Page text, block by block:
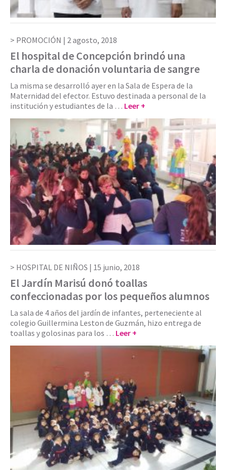
PROMOCIÓN | 2 agosto, 2018
El hospital de Concepción brindó una
charla de donación voluntaria de sangre
La misma se desarrolló ayer en la Sala de Espera de la
Maternidad del efector. Estuvo destinada a personal de la
institución y estudiantes de la … Leer +
HOSPITAL DE NIÑOS | 15 junio, 2018
El Jardín Marisú donó toallas
confeccionadas por los pequeños alumnos
La sala de 4 años del jardín de infantes, perteneciente al
colegio Guillermina Leston de Guzmán, hizo entrega de
toallas y golosinas para los … Leer +